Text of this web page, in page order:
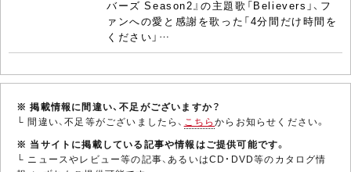
バーズ Season2』の主題歌「Believers」、フ
ァンへの愛と感謝を歌った「4分間だけ時間を
ください」…
※ 掲載情報に間違い、不足がございますか？
└ 間違い、不足等がございましたら、 こちらからお知らせください。
※ 当サイトに掲載している記事や情報はご提供可能です。
└ ニュースやレビュー等の記事、あるいはCD・DVD等のカタログ情